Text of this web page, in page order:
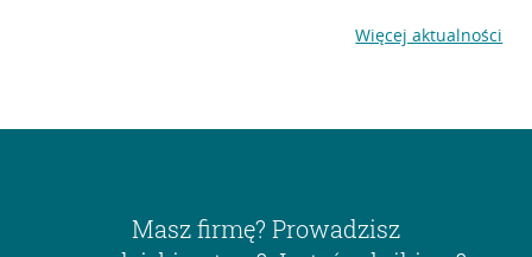
Więcej aktualności
Masz firmę? Prowadzisz